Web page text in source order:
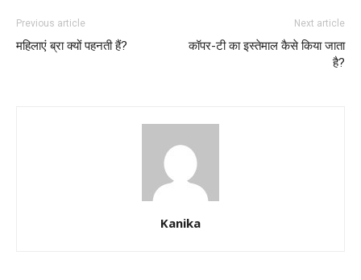
Previous article
महिलाएं ब्रा क्यों पहनती हैं?
Next article
कॉपर-टी का इस्तेमाल कैसे किया जाता
है?
Kanika